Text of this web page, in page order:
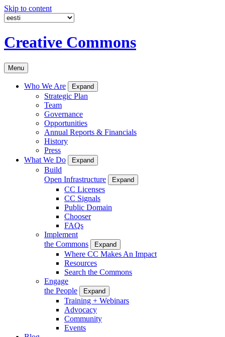
Skip to content
Creative Commons
Menu
Who We Are Expand
Strategic Plan
Team
Governance
Opportunities
Annual Reports & Financials
History
Press
What We Do
Expand
Build
Open Infrastructure
Expand
CC Licenses
CC Signals
Public Domain
Chooser
FAQs
Implement
the Commons
Expand
Where CC Makes An Impact
Resources
Search the Commons
Engage
the People
Expand
Training + Webinars
Advocacy
Community
Events